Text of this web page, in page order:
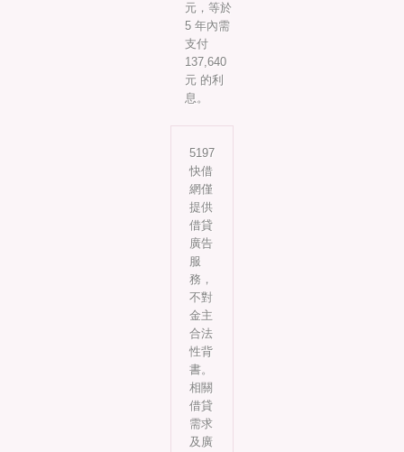
元，等於
5 年內需
支付
137,640
元 的利
息。
5197
快借
網僅
提供
借貸
廣告
服
務，
不對
金主
合法
性背
書。
相關
借貸
需求
及廣